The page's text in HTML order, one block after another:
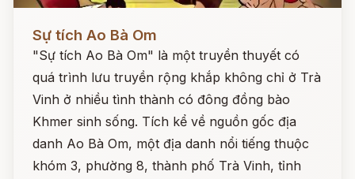
Sự tích Ao Bà Om
"Sự tích Ao Bà Om" là một truyền thuyết có
quá trình lưu truyền rộng khắp không chỉ ở Trà
Vinh ở nhiều tình thành có đông đồng bào
Khmer sinh sống. Tích kể về nguồn gốc địa
danh Ao Bà Om, một địa danh nổi tiếng thuộc
khóm 3, phường 8, thành phố Trà Vinh, tỉnh